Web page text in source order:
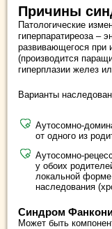
Причины
Патологические
гиперпаратиреоза –
развивающегося при
(производится
гиперплазии желез
Варианты
Аутосомно-
от одного из
Аутосомно-
у обоих
локальной форме
наследования
Синдром
Может быть